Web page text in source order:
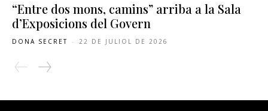
“Entre dos mons, camins” arriba a la Sala
d’Exposicions del Govern
DONA SECRET - 22 DE JULIOL DE 2026